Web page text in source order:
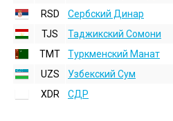
RSD
Сербский Динар
TJS
Таджикский Сомони
TMT
Туркменский Манат
UZS
Узбекский Сум
XDR
СДР